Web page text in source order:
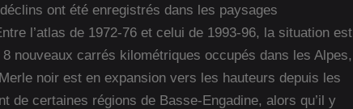
ont été enregistrés dans les paysages
l’atlas de 1972-76 et celui de 1993-96, la situation est
nouveaux carrés kilométriques occupés dans les Alpes,
noir est en expansion vers les hauteurs depuis les
de certaines régions de Basse-Engadine, alors qu’il y